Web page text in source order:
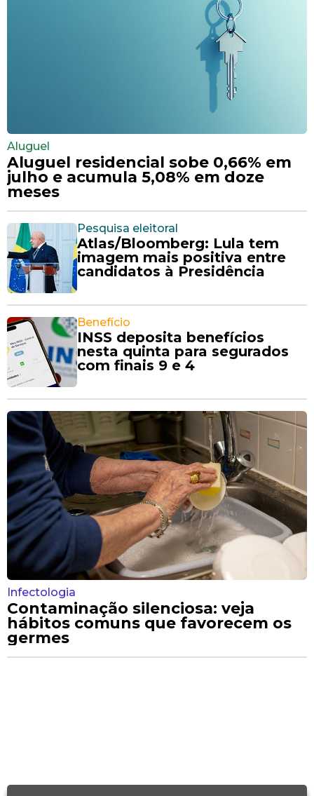
Aluguel
Aluguel residencial sobe 0,66% em
julho e acumula 5,08% em doze
meses
Pesquisa eleitoral
Atlas/Bloomberg: Lula tem
imagem mais positiva entre
candidatos à Presidência
Benefício
INSS deposita benefícios
nesta quinta para segurados
com finais 9 e 4
Infectologia
Contaminação silenciosa: veja
hábitos comuns que favorecem os
germes